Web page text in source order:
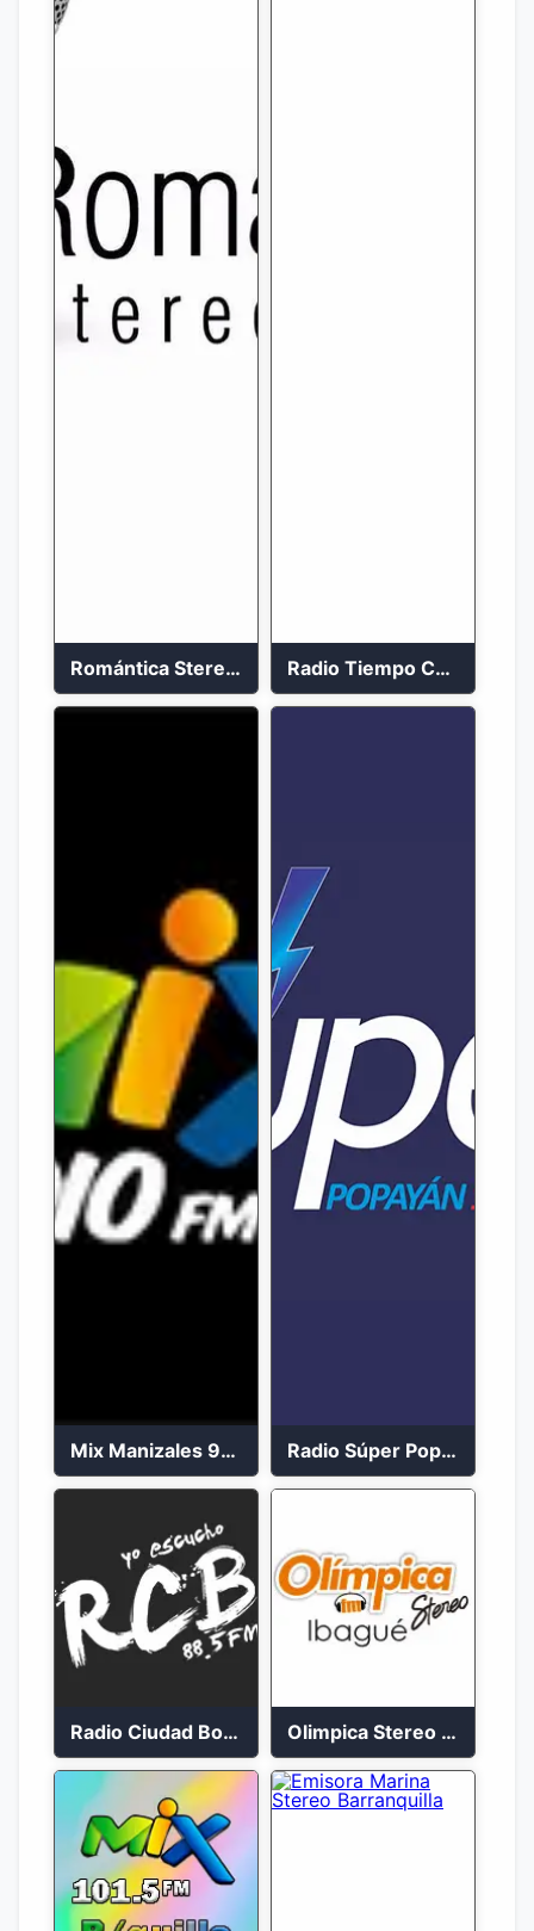
Romántica Stereo 88.1 FM Radio Tiempo Cali En Vivo 2023
Mix Manizales 95.1 FM en Vivo Radio Súper Popayán en vivo 2023
Radio Ciudad Bolívar 88.5 FM Olimpica Stereo Ibagué 94.3 FM